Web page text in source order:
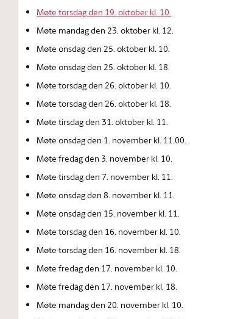
Møte torsdag den 19. oktober kl. 10.
Møte mandag den 23. oktober kl. 12.
Møte onsdag den 25. oktober kl. 10.
Møte onsdag den 25. oktober kl. 18.
Møte torsdag den 26. oktober kl. 10.
Møte torsdag den 26. oktober kl. 18.
Møte tirsdag den 31. oktober kl. 11.
Møte onsdag den 1. november kl. 11.00.
Møte fredag den 3. november kl. 10.
Møte tirsdag den 7. november kl. 11.
Møte onsdag den 8. november kl. 11.
Møte onsdag den 15. november kl. 11.
Møte torsdag den 16. november kl. 10.
Møte torsdag den 16. november kl. 18.
Møte fredag den 17. november kl. 10.
Møte fredag den 17. november kl. 18.
Møte mandag den 20. november kl. 10.